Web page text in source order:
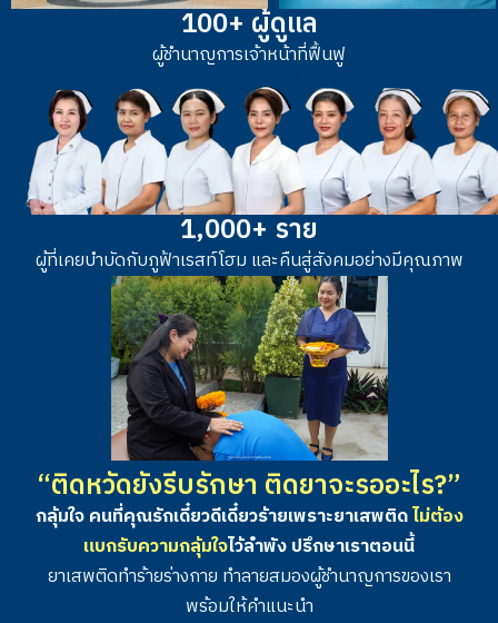
100+ ผู้ดูแล
ผู้ชำนาญการเจ้าหน้าที่ฟื้นฟู
1,000+ ราย
ผู้ที่เคยบำบัดกับภูฟ้าเรสท์โฮม และคืนสู่สังคมอย่างมีคุณภาพ
“ติดหวัดยังรีบรักษา ติดยาจะรออะไร?”
กลุ้มใจ คนที่คุณรักเดี๋ยวดีเดี๋ยวร้ายเพราะยาเสพติดไม่ต้อง
แบกรับความกลุ้มใจไว้ลำพัง ปรึกษาเราตอนนี้
ยาเสพติดทำร้ายร่างกาย ทำลายสมองผู้ชำนาญการของเรา
พร้อมให้คำแนะนำ